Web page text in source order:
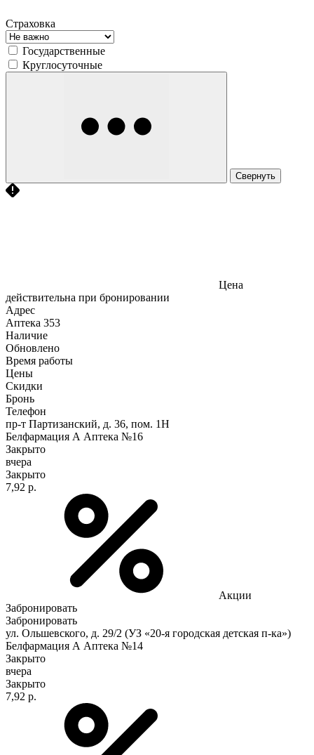
Страховка
Государственные
Круглосуточные
Свернуть
Цена
действительна при бронировании
Адрес
Аптека 353
Наличие
Обновлено
Время работы
Цены
Скидки
Бронь
Телефон
пр-т Партизанский, д. 36, пом. 1Н
Белфармация А Аптека №16
Закрыто
вчера
Закрыто
7,92 р.
Акции
Забронировать
Забронировать
ул. Ольшевского, д. 29/2 (УЗ «20-я городская детская п-ка»)
Белфармация А Аптека №14
Закрыто
вчера
Закрыто
7,92 р.